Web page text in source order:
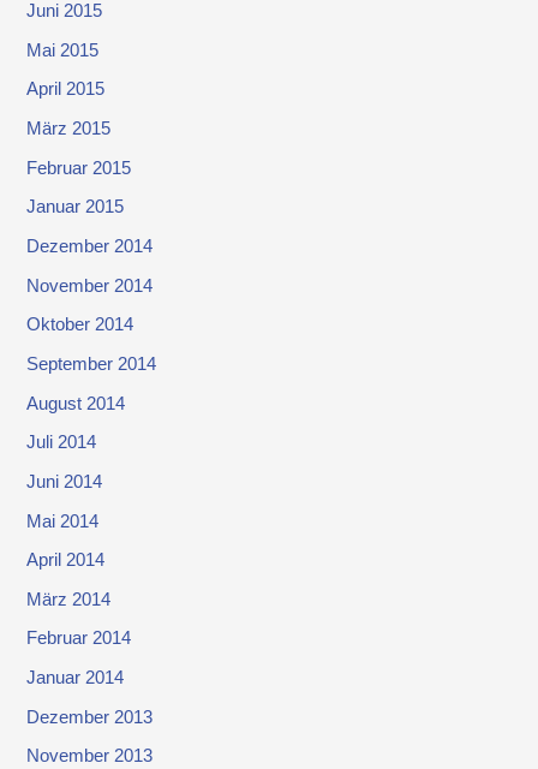
Juni 2015
Mai 2015
April 2015
März 2015
Februar 2015
Januar 2015
Dezember 2014
November 2014
Oktober 2014
September 2014
August 2014
Juli 2014
Juni 2014
Mai 2014
April 2014
März 2014
Februar 2014
Januar 2014
Dezember 2013
November 2013